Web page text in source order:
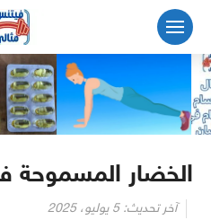
التجاوز
المحتوى
الخضار المسموحة
آخر تحديث: 5 يوليو، 2025